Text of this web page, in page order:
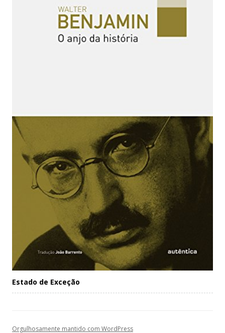
Estado de Exceção
Orgulhosamente mantido com WordPress